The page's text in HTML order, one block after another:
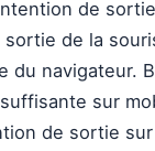
de
de la
du navigateur.
sur
de sortie